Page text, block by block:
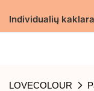
Individualių
LOVECOLOUR